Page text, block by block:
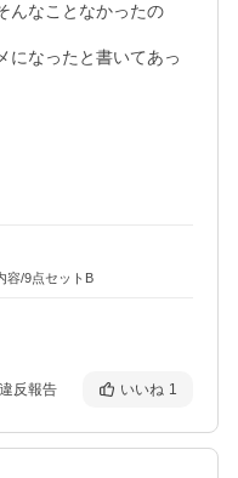
んなことなかったの
になったと書いてあっ
容/9点セットB
違反報告 いいね 1